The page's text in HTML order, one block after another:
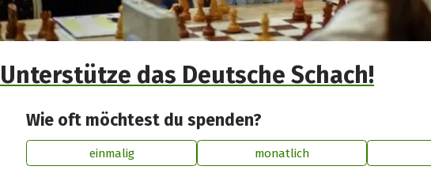
Unterstütze das Deutsche Schach!
Wie oft möchtest du spenden?
einmalig monatlich